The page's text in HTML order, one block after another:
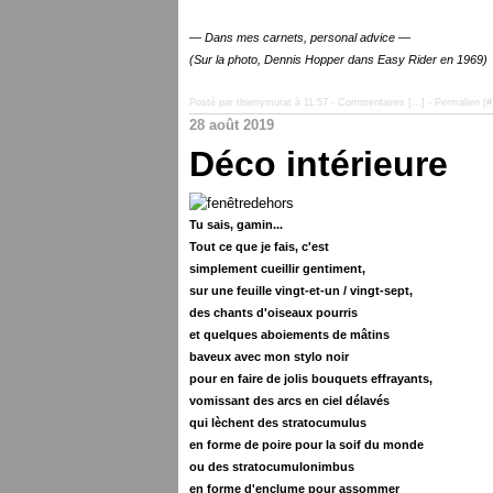
— Dans mes carnets, personal advice —
(Sur la photo, Dennis Hopper dans Easy Rider en 1969)
Posté par thierrymurat à 11:57 - Commentaires [ … - Permalien [ #
28 août 2019
Déco intérieure
Tu sais, gamin...
Tout ce que je fais, c'est
simplement cueillir gentiment,
sur une feuille vingt-et-un / vingt-sept,
des chants d'oiseaux pourris
et quelques aboiements de mâtins
baveux avec mon stylo noir
pour en faire de jolis bouquets effrayants,
vomissant des arcs en ciel délavés
qui lèchent des stratocumulus
en forme de poire pour la soif du monde
ou des stratocumulonimbus
en forme d'enclume pour assommer